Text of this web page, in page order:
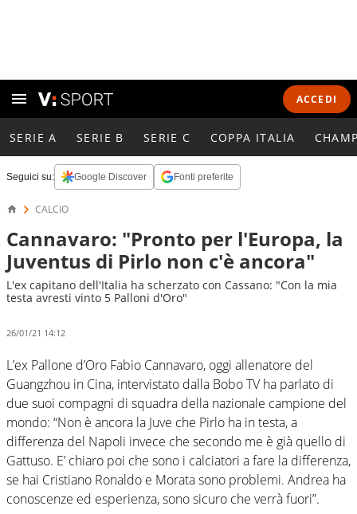
ACCEDI
SERIE A SERIE B SERIE C COPPA ITALIA
Seguici su: Google Discover Fonti preferite
CALCIO
Cannavaro: "Pronto per l'Europa, la
Juventus di Pirlo non c'è ancora"
L'ex capitano dell'Italia ha scherzato con Cassano: "Con la mia
testa avresti vinto 5 Palloni d'Oro"
26/01/21 14:12
L’ex Pallone d’Oro Fabio Cannavaro, oggi allenatore del
Guangzhou in Cina, intervistato dalla Bobo TV ha parlato di
due suoi compagni di squadra della nazionale campione del
mondo: “Non è ancora la Juve che Pirlo ha in testa, a
differenza del Napoli invece che secondo me è già quello di
Gattuso. E’ chiaro poi che sono i calciatori a fare la differenza,
se hai Cristiano Ronaldo e Morata sono problemi. Andrea ha
conoscenze ed esperienza, sono sicuro che verrà fuori”.